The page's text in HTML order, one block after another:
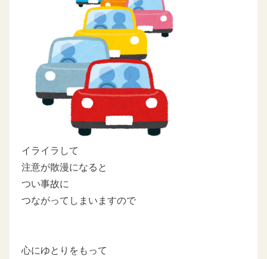
イライラして
注意が散漫になると
つい事故に
つながってしまいますので
心にゆとりをもって